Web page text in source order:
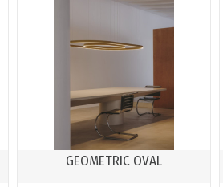
GEOMETRIC OVAL